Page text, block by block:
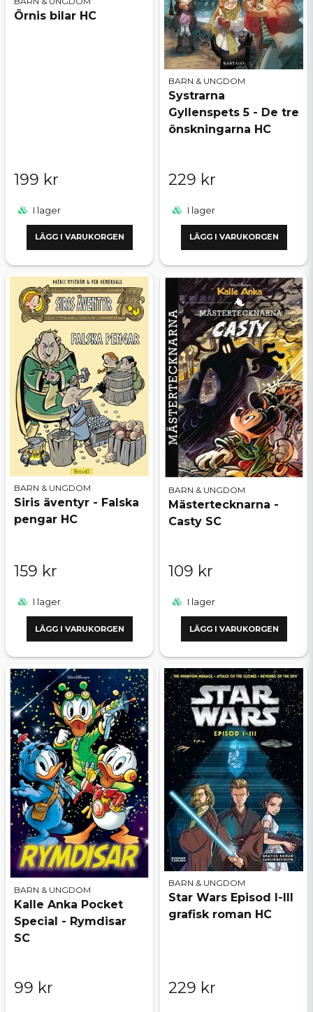
Örnis bilar HC
199 kr
I lager
LÄGG I VARUKORGEN
BARN & UNGDOM
Systrarna
Gyllenspets 5 - De tre
önskningarna HC
229 kr
I lager
LÄGG I VARUKORGEN
BARN & UNGDOM
Siris äventyr - Falska
pengar HC
159 kr
I lager
LÄGG I VARUKORGEN
BARN & UNGDOM
Mästertecknarna -
Casty SC
109 kr
I lager
LÄGG I VARUKORGEN
BARN & UNGDOM
Kalle Anka Pocket
Special - Rymdisar
SC
99 kr
BARN & UNGDOM
Star Wars Episod I-III
grafisk roman HC
229 kr